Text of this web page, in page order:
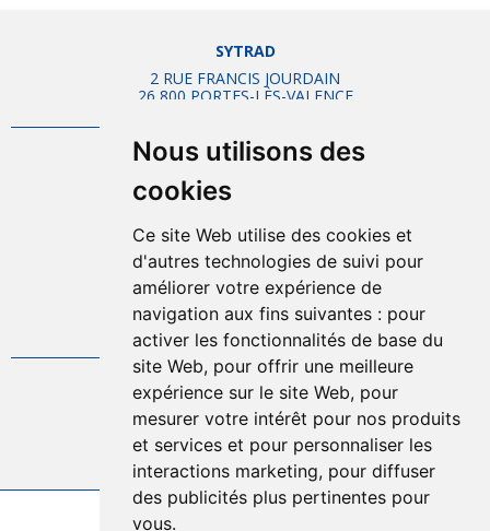
Nous utilisons des
cookies
Ce site Web utilise des cookies et
d'autres technologies de suivi pour
améliorer votre expérience de
navigation aux fins suivantes : pour
activer les fonctionnalités de base du
site Web, pour offrir une meilleure
expérience sur le site Web, pour
mesurer votre intérêt pour nos produits
et services et pour personnaliser les
interactions marketing, pour diffuser
des publicités plus pertinentes pour
vous.
SYTRAD
2 RUE FRANCIS JOURDAIN
26 800 PORTES-LÈS-VALENCE
Plan d'accès
Plan du site
Offres d'emplois
Politique de confidentialité
Gestion des cookies
FAQ
04.75.57.80.00
Contact